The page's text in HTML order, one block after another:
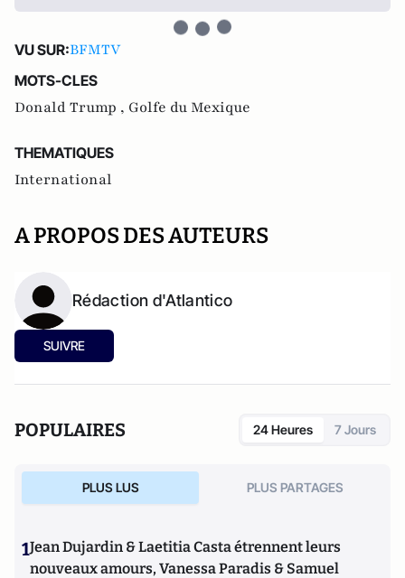
VU SUR:BFMTV
MOTS-CLES
Donald Trump , Golfe du Mexique
THEMATIQUES
International
A PROPOS DES AUTEURS
Rédaction d'Atlantico
SUIVRE
POPULAIRES 24 Heures 7 Jours
PLUS LUS PLUS PARTAGES
1Jean Dujardin & Laetitia Casta étrennent leurs
nouveaux amours, Vanessa Paradis & Samuel